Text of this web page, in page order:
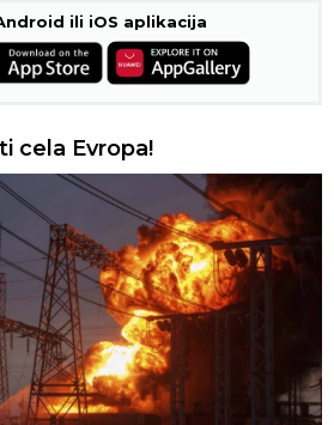
ili iOS aplikacija
cela Evropa!